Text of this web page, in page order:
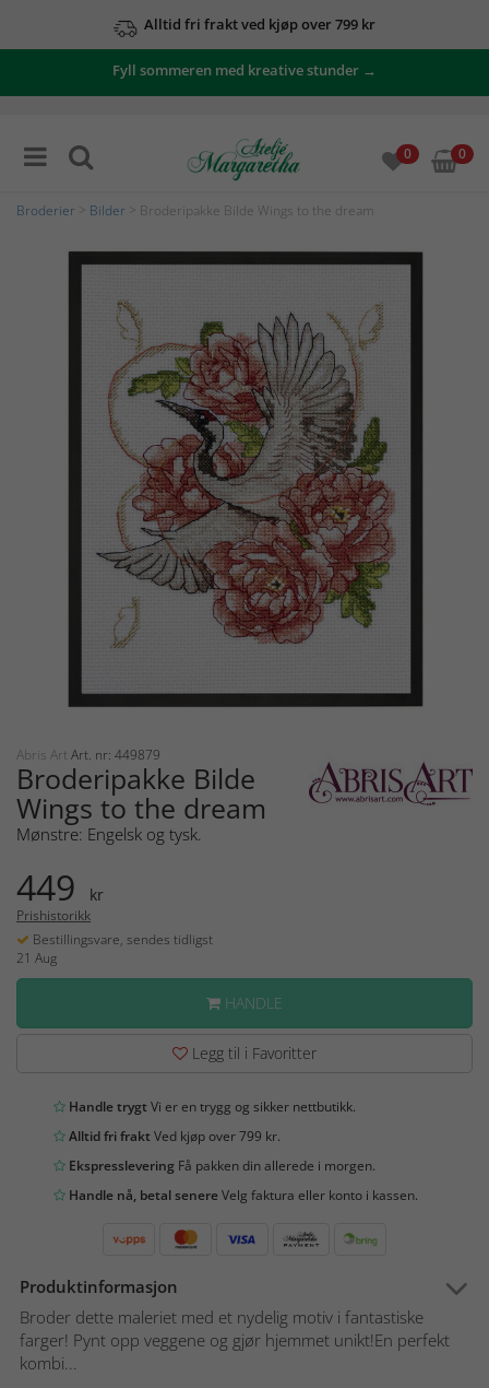
Alltid fri frakt ved kjøp over 799 kr
Fyll sommeren med kreative stunder →
0 0
Broderier Bilder > Broderipakke Bilde Wings to the dream
Abris Art Art. nr: 449879
Broderipakke Bilde
Wings to the dream
Mønstre: Engelsk og tysk.
449 kr
Prishistorikk
Bestillingsvare, sendes tidligst
21 Aug
HANDLE
Legg til i Favoritter
Handle trygtVi er en trygg og sikker nettbutikk.
Alltid fri fraktVed kjøp over 799 kr.
Ekspresslevering Få pakken din allerede i morgen.
Handle nå, betal senereVelg faktura eller konto i kassen.
Produktinformasjon
Broder dette maleriet med et nydelig motiv i fantastiske
farger! Pynt opp veggene og gjør hjemmet unikt!En perfekt
kombi...